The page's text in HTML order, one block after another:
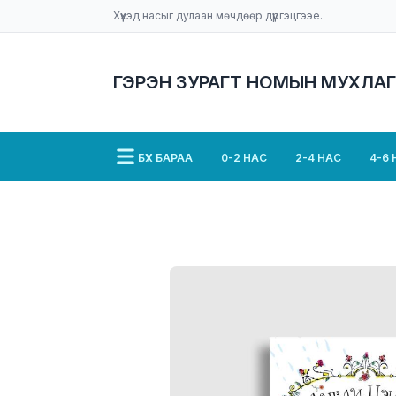
Хүүхэд насыг дулаан мөчдөөр дүүргэцгээе.
ГЭРЭН ЗУРАГТ НОМЫН
БҮХ БАРАА 0-2 НАС 2-4 НАС 4-6
ЭВЛҮҮЛДЭГ ТОГЛООМТОЙ НОМ